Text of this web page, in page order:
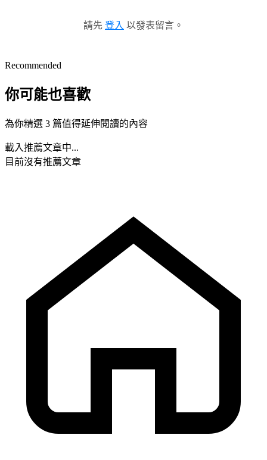
請先 登入 以發表留言。
Recommended
你可能也喜歡
為你精選 3 篇值得延伸閱讀的內容
載入推薦文章中...
目前沒有推薦文章